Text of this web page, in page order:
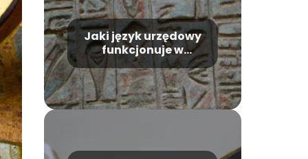
Jaki język urzędowy
funkcjonuje w
Egipcie?